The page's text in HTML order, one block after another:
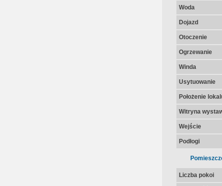
Woda
Dojazd
Otoczenie
Ogrzewanie
Winda
Usytuowanie
Położenie
Witryna
Wejście
Podłogi
Liczba pokoi